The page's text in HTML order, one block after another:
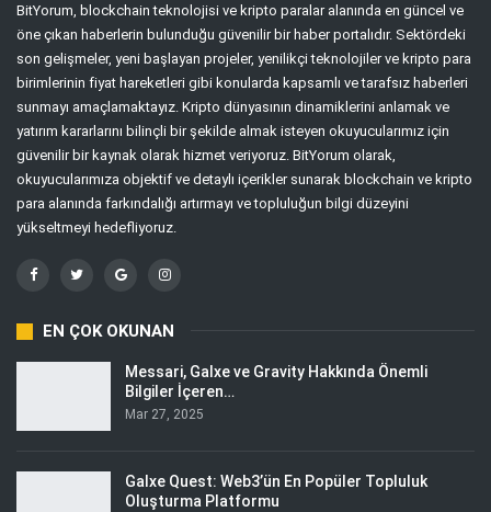
BitYorum, blockchain teknolojisi ve kripto paralar alanında en güncel ve
öne çıkan haberlerin bulunduğu güvenilir bir haber portalıdır. Sektördeki
son gelişmeler, yeni başlayan projeler, yenilikçi teknolojiler ve kripto para
birimlerinin fiyat hareketleri gibi konularda kapsamlı ve tarafsız haberleri
sunmayı amaçlamaktayız. Kripto dünyasının dinamiklerini anlamak ve
yatırım kararlarını bilinçli bir şekilde almak isteyen okuyucularımız için
güvenilir bir kaynak olarak hizmet veriyoruz. BitYorum olarak,
okuyucularımıza objektif ve detaylı içerikler sunarak blockchain ve kripto
para alanında farkındalığı artırmayı ve topluluğun bilgi düzeyini
yükseltmeyi hedefliyoruz.
EN ÇOK OKUNAN
Messari, Galxe ve Gravity Hakkında Önemli
Bilgiler İçeren…
Mar 27, 2025
Galxe Quest: Web3’ün En Popüler Topluluk
Oluşturma Platformu